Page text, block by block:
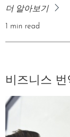
더 알아보기
1 min read
비즈니스